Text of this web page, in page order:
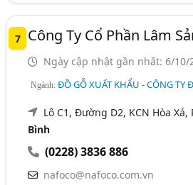
7 Công Ty Cổ Phần Lâm
Ngày cập nhật gần nhất: 6/10/
Ngành:ĐỒ GỖ XUẤT KHẨU - CÔNG TY
Lô C1, Đường D2, KCN Hòa
Bình
(0228) 3836 886
nafoco@nafoco.com.vn